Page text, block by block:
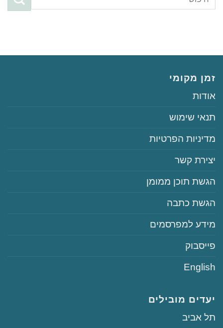
זמן מקומי
‏‏אודות
‏‏תנאי שימוש
‏‏מדיניות הפרטיות
‏יצירת קשר
‏הגשת תוכן ממומן
‏הגשת כתבה
‏‏מידע למפרסמים
‏פייסבוק
English
יעדים מובילים
‏תל אביב